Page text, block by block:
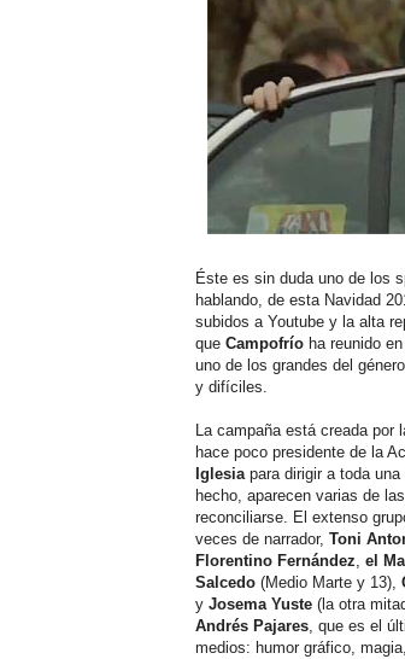
Éste es sin duda uno de los
hablando, de esta Navidad
subidos a Youtube y la alta
que Campofrío ha reunido en
uno de los grandes del
y difíciles.
La campaña está creada por
hace poco presidente de la
Iglesiapara dirigir a toda una
hecho, aparecen varias de
reconciliarse. El extenso
veces de narrador, Toni
Florentino Fernández, el
Salcedo (Medio Marte y 13),
y Josema Yuste (la otra
Andrés Pajares, que es el
medios: humor gráfico,